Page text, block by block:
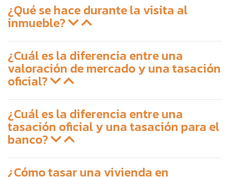
¿Qué se hace durante la visita al
inmueble?
¿Cuál es la diferencia entre una
valoración de mercado y una tasación
oficial?
¿Cuál es la diferencia entre una
tasación oficial y una tasación para el
banco?
¿Cómo tasar una vivienda en